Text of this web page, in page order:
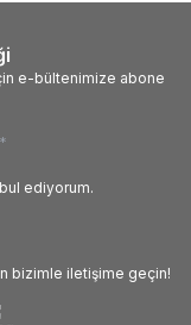
e-bültenimize abone
ediyorum.
bizimle iletişime geçin!